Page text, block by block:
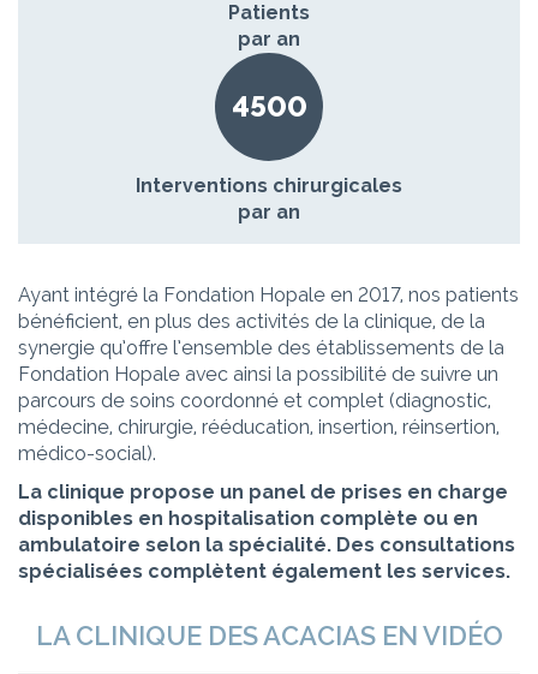
Patients
par an
4500
Interventions chirurgicales
par an
Ayant intégré la Fondation Hopale en 2017, nos patients
bénéficient, en plus des activités de la clinique, de la
synergie qu’offre l’ensemble des établissements de la
Fondation Hopale avec ainsi la possibilité de suivre un
parcours de soins coordonné et complet (diagnostic,
médecine, chirurgie, rééducation, insertion, réinsertion,
médico-social).
La clinique propose un panel de prises en charge
disponibles en hospitalisation complète ou en
ambulatoire selon la spécialité. Des consultations
spécialisées complètent également les services.
LA CLINIQUE DES ACACIAS EN VIDÉO